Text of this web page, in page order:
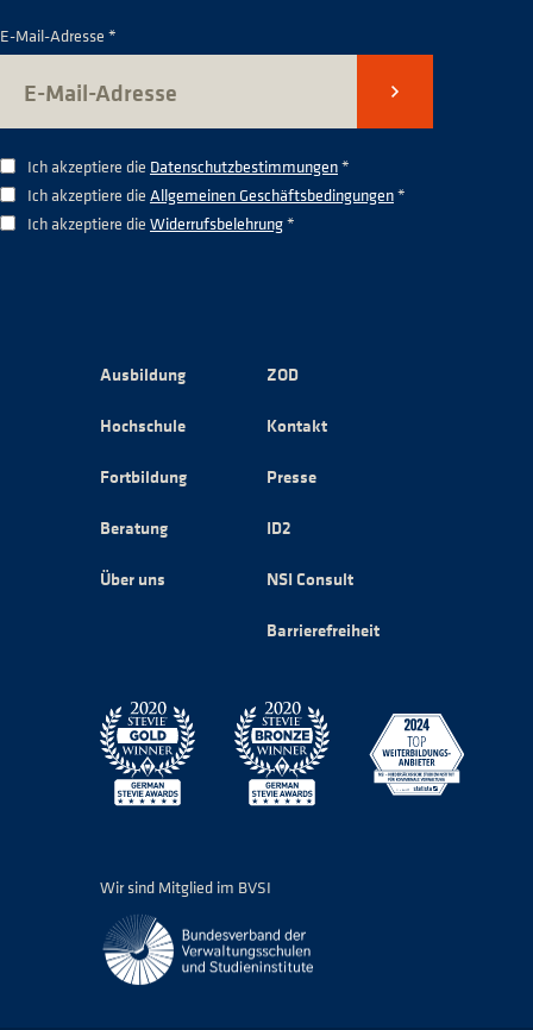
E-Mail-Adresse *
Senden
Ich akzeptiere die Datenschutzbestimmungen*
Ich akzeptiere die Allgemeinen Geschäftsbedingungen*
Ich akzeptiere die Widerrufsbelehrung*
Ausbildung
Hochschule
Fortbildung
Beratung
Über uns
ZOD
Kontakt
Presse
ID2
NSI Consult
Barrierefreiheit
Wir sind Mitglied im BVSI